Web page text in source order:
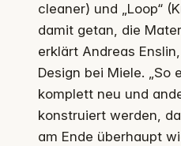
cleaner) und „Loop“
damit getan, die
erklärt Andreas
Design bei Miele. „So
komplett neu und
konstruiert werden,
am Ende überhaupt